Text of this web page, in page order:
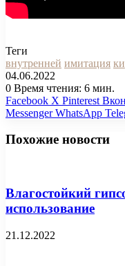
Теги
внутренней имитация
04.06.2022
0 Время чтения: 6 мин.
Facebook X Pinterest
Messenger WhatsApp
Похожие новости
Влагостойкий
использование
21.12.2022